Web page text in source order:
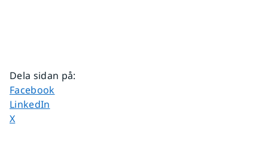
Dela sidan på:
Dela sidan på
Facebook
Dela sidan på
LinkedIn
Dela sidan på
X